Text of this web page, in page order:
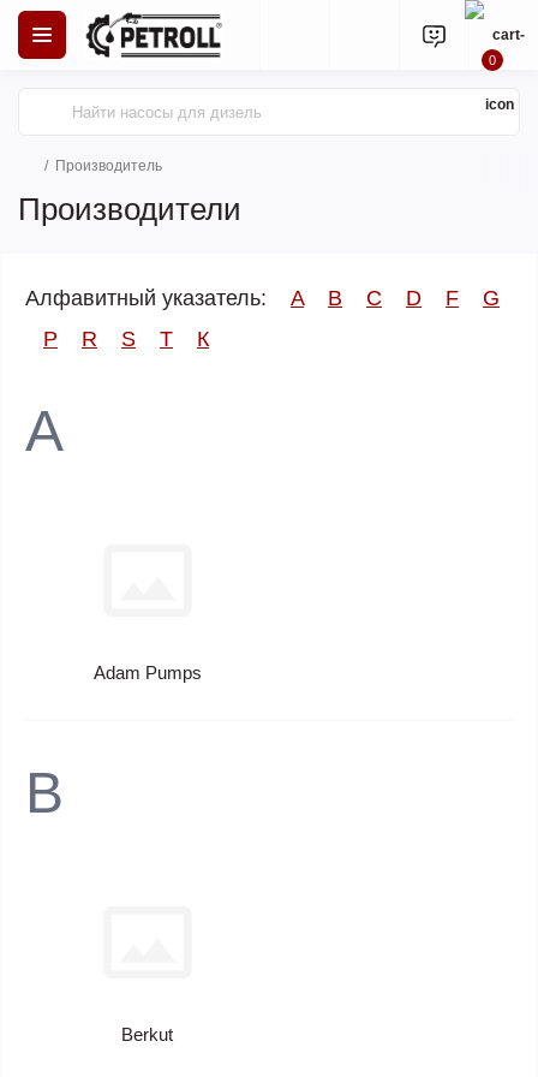
0
Производитель
Производители
Алфавитный указатель: A B C D F
G
P
R S T К
A
Adam Pumps
B
Berkut